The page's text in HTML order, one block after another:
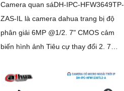
Camera quan sáDH-IPC-HFW3649TP-
ZAS-IL là camera dahua trang bị độ
phân giải 6MP @1/2. 7" CMOS cảm
biến hình ảnh Tiêu cự thay đổi 2. 7
led trợ...